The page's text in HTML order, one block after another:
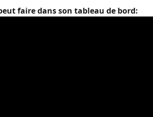
faire dans son tableau de bord: